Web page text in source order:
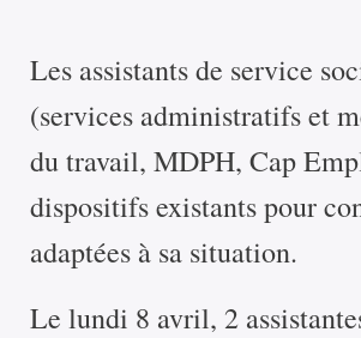
Les assistants de service
(services administratifs et
du travail, MDPH, Cap
dispositifs existants pour
adaptées à sa situation.
Le lundi 8 avril, 2